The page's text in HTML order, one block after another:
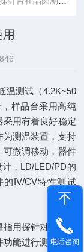
温测试（4.2K~50
样品台采用高纯
采用有着良好稳定
为测温装置，支持
可微调移动，器件
，LD/LED/PD的
IV/CV特性测试
用探针对生产加
功能进行测试，验
电话咨询